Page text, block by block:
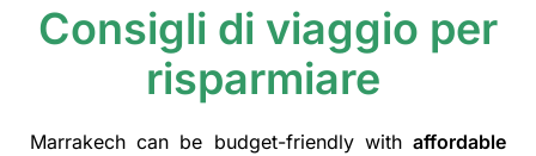
Consigli di viaggio per
risparmiare
Marrakech can be budget-friendly with affordable